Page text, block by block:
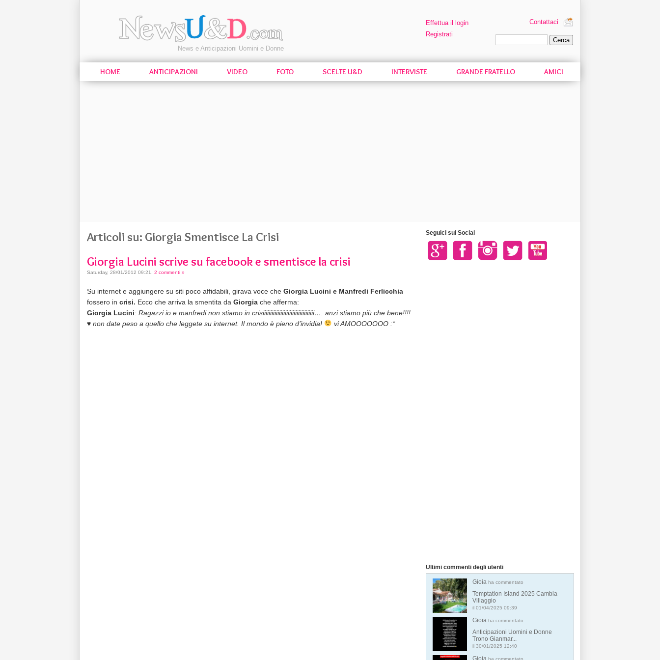
News e Anticipazioni Uomini e Donne
Effettua il login
Registrati
Contattaci
HOME ANTICIPAZIONI VIDEO FOTO SCELTE U&D INTERVISTE GRANDE FRATELLO AMICI
Articoli su: Giorgia Smentisce La Crisi
Giorgia Lucini scrive su facebook e smentisce la crisi
Saturday, 28/01/2012 09:21 2 commenti »
Su internet e aggiungere su siti poco affidabili, girava voce che Giorgia Lucini e Manfredi Ferlicchia
fossero in crisi. Ecco che arriva la smentita da Giorgia che afferma:
Giorgia Lucini: Ragazzi io e manfredi non stiamo in crisiiiiiiiiiiiiiiiiiiiiiiiiiiiiiiiiiii…. anzi stiamo più che bene!!!!
♥ non date peso a quello che leggete su internet. Il mondo è pieno d’invidia! vi AMOOOOOOO :*
Seguici sui Social
Ultimi commenti degli utenti
Gioia ha commentato
Temptation Island 2025 Cambia
Villaggio
il 01/04/2025 09:39
Gioia ha commentato
Anticipazioni Uomini e Donne
Trono Gianmar...
il 30/01/2025 12:40
Gioia ha commentato